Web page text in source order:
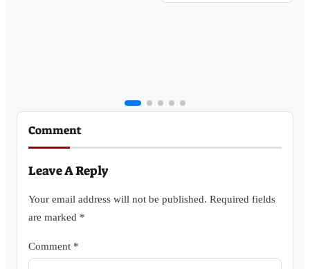
Comment
Leave A Reply
Your email address will not be published. Required fields
are marked *
Comment *